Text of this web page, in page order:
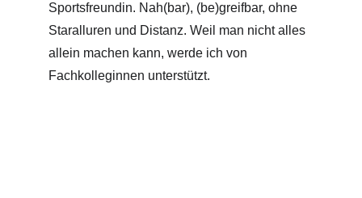
Sportsfreundin. Nah(bar), (be)greifbar, ohne
Staralluren und Distanz. Weil man nicht alles
allein machen kann, werde ich von
Fachkolleginnen unterstützt.